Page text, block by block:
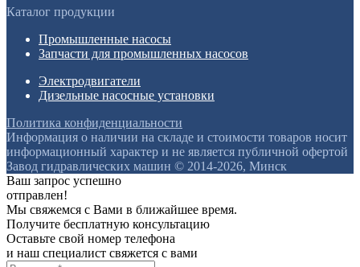
Каталог продукции
Промышленные насосы
Запчасти для промышленных насосов
Электродвигатели
Дизельные насосные установки
Политика конфиденциальности
Информация о наличии на складе и стоимости товаров носит
информационный характер и не является публичной офертой
Завод гидравлических машин © 2014-2026, Минск
Ваш запрос успешно
отправлен!
Мы свяжемся с Вами в ближайшее время.
Получите бесплатную консультацию
Оставьте свой номер телефона
и наш специалист свяжется с вами